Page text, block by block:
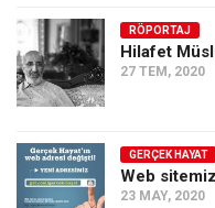
RÖPORTAJ
Hilafet
27 TEM, 2020
GERÇEK HAYAT
Web
23 MAY, 2020